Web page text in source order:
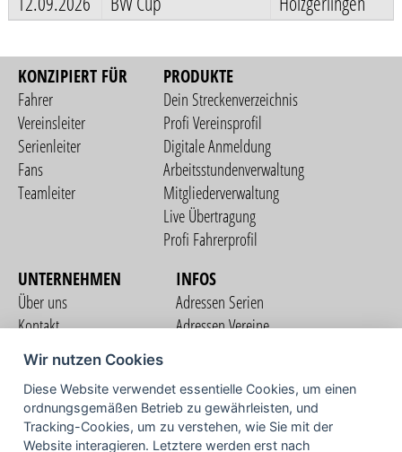
KONZIPIERT FÜR
Fahrer
Vereinsleiter
Serienleiter
Fans
Teamleiter
PRODUKTE
Dein Streckenverzeichnis
Profi Vereinsprofil
Digitale Anmeldung
Arbeitsstundenverwaltung
Mitgliederverwaltung
Live Übertragung
Profi Fahrerprofil
UNTERNEHMEN
Über uns
Kontakt
Nutzungsbedingungen
Datenschutzerklärung
Impressum
INFOS
Adressen Serien
Adressen Vereine
COMMUNITY
Wir nutzen Cookies
Diese Website verwendet essentielle Cookies, um einen
ordnungsgemäßen Betrieb zu gewährleisten, und
Tracking-Cookies, um zu verstehen, wie Sie mit der
Website interagieren. Letztere werden erst nach